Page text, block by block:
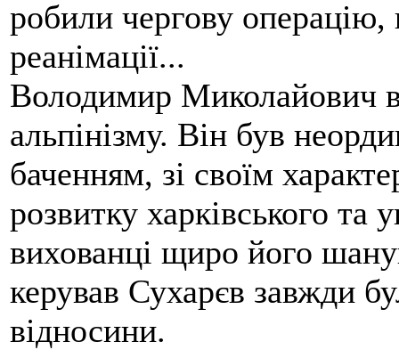
робили чергову операцію,
реанімації...
Володимир Миколайович
альпінізму. Він був
баченням, зі своїм
розвитку харківського та
вихованці щиро його
керував Сухарєв завжди
відносини.